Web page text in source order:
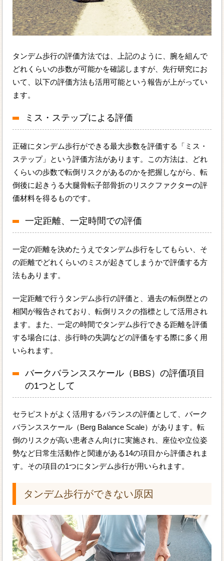
タンデム歩行の評価方法では、上記のように、腕を組んで
どれくらいの歩数が可能かを確認しますが、先行研究にお
いて、以下の評価方法も活用可能という報告が上がってい
ます。
ミス・ステップによる評価
正確にタンデム歩行ができる最大歩数を評価する「ミス・
ステップ」という評価方法があります。この方法は、どれ
くらいの歩数で転倒リスクがあるのかを把握しながら、転
倒後に起きうる大腿骨転子部骨折のリスクファクターの評
価材料を得るものです。
一定距離、一定時間での評価
一定の距離を決めたうえでタンデム歩行をしてもらい、そ
の距離でどれくらいのミスが起きてしまうかで評価する方
法もあります。
一定距離で行うタンデム歩行の評価と、過去の転倒歴との
相関が報告されており、転倒リスクの指標として活用され
ます。また、一定の時間でタンデム歩行できる距離を評価
する場合には、歩行時の失調などの評価をする際に多く用
いられます。
バークバランススケール（BBS）の評価項目
の1つとして
セラピストがよく活用するバランスの評価として、バーク
バランススケール（Berg Balance Scale）があります。転
倒のリスクが高い患者さん向けに実施され、座位や立位姿
勢など日常生活動作と関連がある14の項目から評価されま
す。その項目の1つにタンデム歩行が用いられます。
タンデム歩行ができない原因